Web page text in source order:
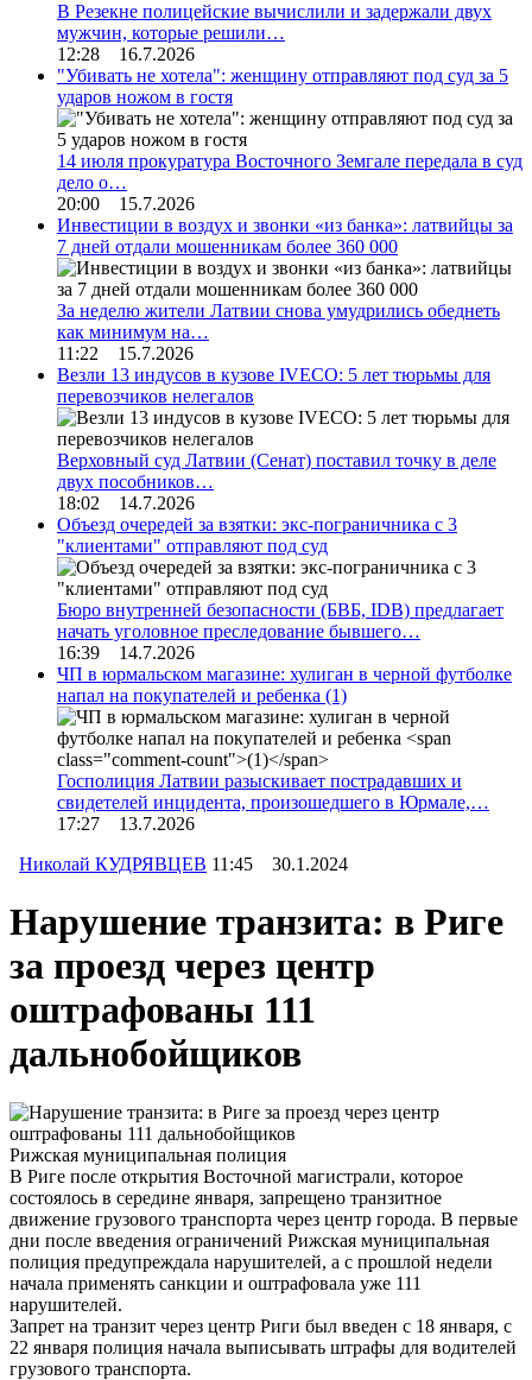
В Резекне полицейские вычислили и задержали двух
мужчин, которые решили…
12:28 16.7.2026
"Убивать не хотела": женщину отправляют под суд за 5
ударов ножом в гостя
14 июля прокуратура Восточного Земгале передала в суд
дело о…
20:00 15.7.2026
Инвестиции в воздух и звонки «из банка»: латвийцы за
7 дней отдали мошенникам более 360 000
За неделю жители Латвии снова умудрились обеднеть
как минимум на…
11:22 15.7.2026
Везли 13 индусов в кузове IVECO: 5 лет тюрьмы для
перевозчиков нелегалов
Верховный суд Латвии (Сенат) поставил точку в деле
двух пособников…
18:02 14.7.2026
Объезд очередей за взятки: экс-пограничника с 3
"клиентами" отправляют под суд
Бюро внутренней безопасности (БВБ, IDB) предлагает
начать уголовное преследование бывшего…
16:39 14.7.2026
ЧП в юрмальском магазине: хулиган в черной футболке
напал на покупателей и ребенка (1)
Госполиция Латвии разыскивает пострадавших и
свидетелей инцидента, произошедшего в Юрмале,…
17:27 13.7.2026
Николай КУДРЯВЦЕВ 11:45 30.1.2024
Нарушение транзита: в Риге
за проезд через центр
оштрафованы 111
дальнобойщиков
Рижская муниципальная полиция
В Риге после открытия Восточной магистрали, которое
состоялось в середине января, запрещено транзитное
движение грузового транспорта через центр города. В первые
дни после введения ограничений Рижская муниципальная
полиция предупреждала нарушителей, а с прошлой недели
начала применять санкции и оштрафовала уже 111
нарушителей.
Запрет на транзит через центр Риги был введен с 18 января, с
22 января полиция начала выписывать штрафы для водителей
грузового транспорта.